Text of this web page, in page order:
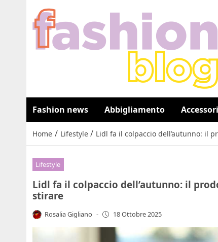
Fashion news Abbigliamento Accessori
Home / Lifestyle / Lidl fa il colpaccio dell’autunno: il
Lifestyle
Lidl fa il colpaccio dell’autunno: il
stirare
Rosalia Gigliano - 18 Ottobre 2025